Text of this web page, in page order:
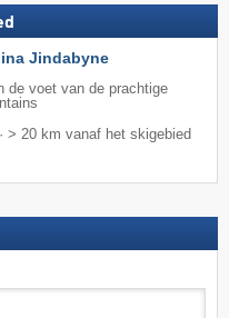
Jindabyne
de voet van de prachtige
· > 20 km vanaf het skigebied